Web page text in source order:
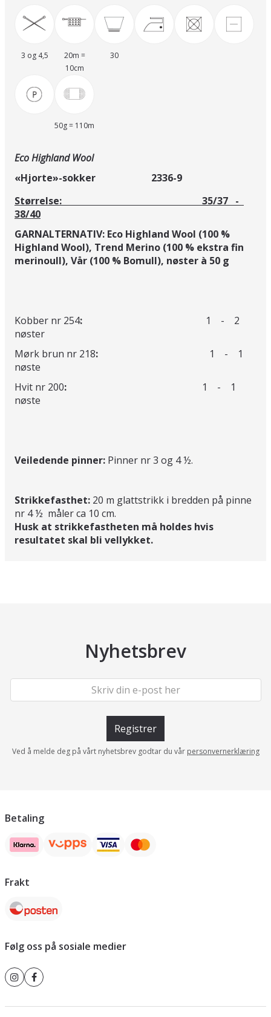
3 og 4,5
20m =
10cm
30
50g = 110m
Eco Highland Wool
«Hjorte»-sokker 2336-9
Størrelse: 35/37 -
38/40
GARNALTERNATIV: Eco Highland Wool (100 %
Highland Wool), Trend Merino (100 % ekstra fin
merinoull), Vår (100 % Bomull), nøster à 50 g
Kobber nr 254:
1 - 2
nøster
Mørk brun nr 218:
1 - 1
nøste
Hvit nr 200:
1 - 1
nøste
Veiledende pinner: Pinner nr 3 og 4 ½.
Strikkefasthet: 20 m glattstrikk i bredden på pinne
nr 4 ½ måler ca 10 cm.
Husk at strikkefastheten må holdes hvis
resultatet skal bli vellykket.
Nyhetsbrev
Registrer
Ved å melde deg på vårt nyhetsbrev godtar du vår personvernerklæring
Betaling
Frakt
Følg oss på sosiale medier